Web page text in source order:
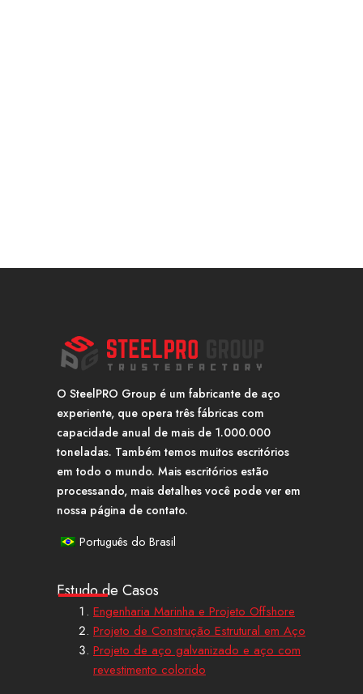
O SteelPRO Group é um fabricante de aço
experiente, que opera três fábricas com
capacidade anual de mais de 1.000.000
toneladas. Também temos muitos escritórios
em todo o mundo. Mais escritórios estão
processando, mais detalhes você pode ver em
nossa página de contato.
Português do Brasil
Estudo de Casos
Engenharia Marinha e Projeto Offshore
Projeto de Construção Estrutural em Aço
Projeto de aço galvanizado e aço com
revestimento colorido